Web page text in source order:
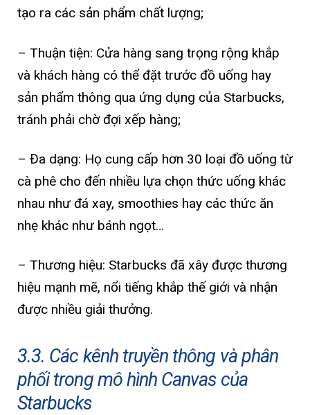
tạo ra các sản phẩm chất lượng;
– Thuận tiện: Cửa hàng sang trọng rộng khắp
và khách hàng có thể đặt trước đồ uống hay
sản phẩm thông qua ứng dụng của Starbucks,
tránh phải chờ đợi xếp hàng;
– Đa dạng: Họ cung cấp hơn 30 loại đồ uống từ
cà phê cho đến nhiều lựa chọn thức uống khác
nhau như đá xay, smoothies hay các thức ăn
nhẹ khác như bánh ngọt…
– Thương hiệu: Starbucks đã xây được thương
hiệu mạnh mẽ, nổi tiếng khắp thế giới và nhận
được nhiều giải thưởng.
3.3. Các kênh truyền thông và phân
phối trong mô hình Canvas của
Starbucks